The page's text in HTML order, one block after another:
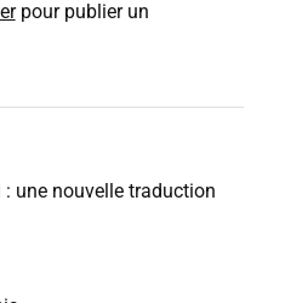
pour publier un
une nouvelle traduction